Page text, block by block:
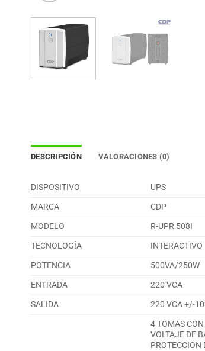
DESCRIPCIÓN VALORACIONES (0)
DISPOSITIVO
UPS
MARCA
CDP
MODELO
R-UPR 508I
TECNOLOGÍA
INTERACTIVO
POTENCIA
500VA/250W
ENTRADA
220 VCA
SALIDA
220 VCA +/-
4 TOMAS
VOLTAJE DE
PROTECCION